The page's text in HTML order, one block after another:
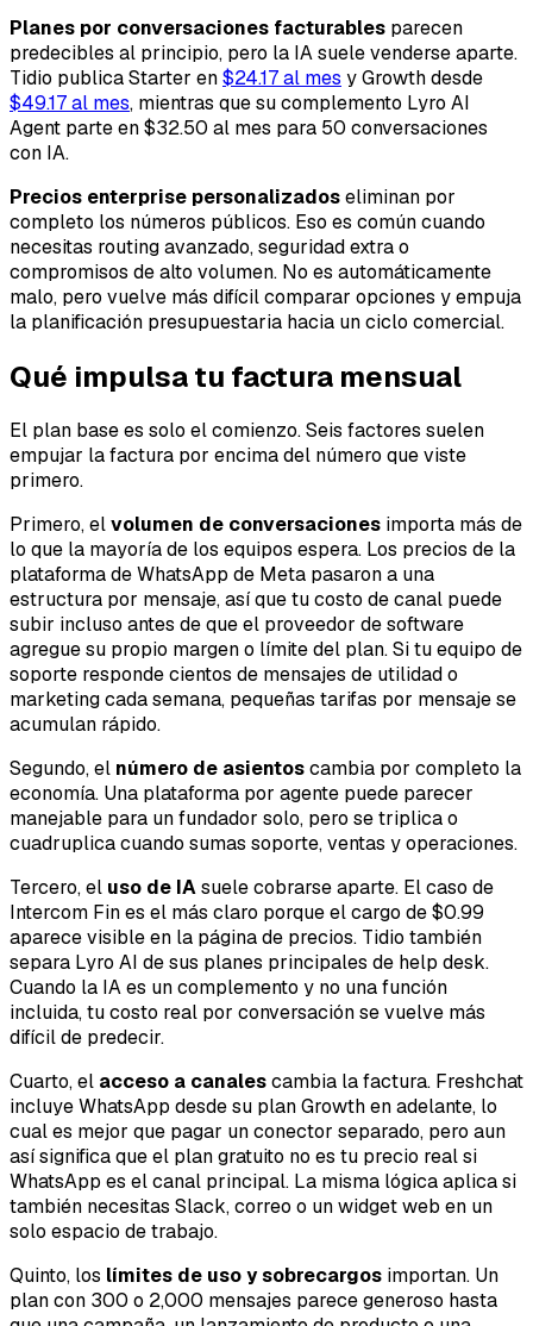
Planes por conversaciones facturables parecen
predecibles al principio, pero la IA suele venderse aparte.
Tidio publica Starter en$24.17 al mes y Growth desde
$49.17 al mes, mientras que su complemento Lyro AI
Agent parte en $32.50 al mes para 50 conversaciones
con IA.
Precios enterprise personalizadoseliminan por
completo los números públicos. Eso es común cuando
necesitas routing avanzado, seguridad extra o
compromisos de alto volumen. No es automáticamente
malo, pero vuelve más difícil comparar opciones y empuja
la planificación presupuestaria hacia un ciclo comercial.
Qué impulsa tu factura mensual
El plan base es solo el comienzo. Seis factores suelen
empujar la factura por encima del número que viste
primero.
Primero, elvolumen de conversaciones importa más de
lo que la mayoría de los equipos espera. Los precios de la
plataforma de WhatsApp de Meta pasaron a una
estructura por mensaje, así que tu costo de canal puede
subir incluso antes de que el proveedor de software
agregue su propio margen o límite del plan. Si tu equipo de
soporte responde cientos de mensajes de utilidad o
marketing cada semana, pequeñas tarifas por mensaje se
acumulan rápido.
Segundo, el número de asientoscambia por completo la
economía. Una plataforma por agente puede parecer
manejable para un fundador solo, pero se triplica o
cuadruplica cuando sumas soporte, ventas y operaciones.
Tercero, el uso de IAsuele cobrarse aparte. El caso de
Intercom Fin es el más claro porque el cargo de $0.99
aparece visible en la página de precios. Tidio también
separa Lyro AI de sus planes principales de help desk.
Cuando la IA es un complemento y no una función
incluida, tu costo real por conversación se vuelve más
difícil de predecir.
Cuarto, el acceso a canalescambia la factura. Freshchat
incluye WhatsApp desde su plan Growth en adelante, lo
cual es mejor que pagar un conector separado, pero aun
así significa que el plan gratuito no es tu precio real si
WhatsApp es el canal principal. La misma lógica aplica si
también necesitas Slack, correo o un widget web en un
solo espacio de trabajo.
Quinto, los límites de uso y sobrecargos importan. Un
plan con 300 o 2,000 mensajes parece generoso hasta